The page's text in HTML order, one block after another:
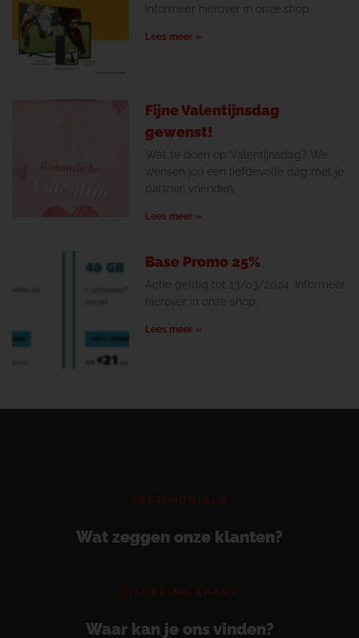
Informeer hierover in onze shop.
Lees meer »
Fijne Valentijnsdag
gewenst!
Wat te doen op Valentijnsdag? We
wensen jou een liefdevolle dag met je
partner, vrienden,
Lees meer »
Base Promo 25%
Actie geldig tot 13/03/2024. Informeer
hierover in onze shop.
Lees meer »
TESTIMONIALS
Wat zeggen onze klanten?
SITUERING KAART
Waar kan je ons vinden?